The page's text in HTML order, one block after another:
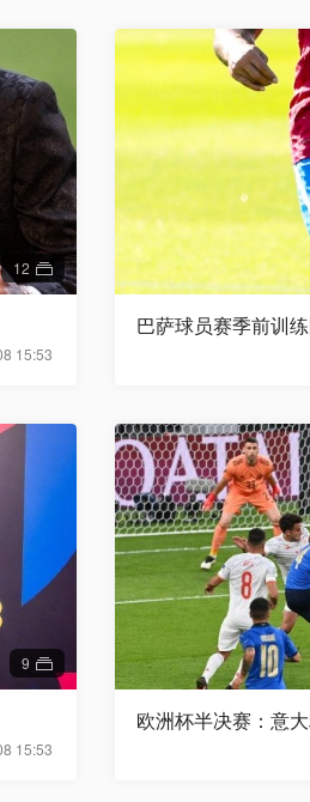
12
15:53
巴萨球员赛季前训
9
15:53
欧洲杯半决赛：意